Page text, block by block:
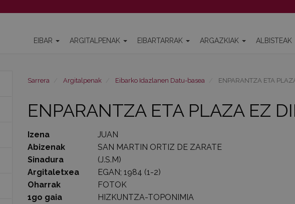
EIBAR ARGITALPENAK EIBARTARRAK ARGAZKIAK ALBISTEAK
Sarrera Argitalpenak Eibarko Idazlanen Datu-basea ENPARANTZA ETA
ENPARANTZA ETA PLAZA EZ
Izena
JUAN
Abizenak
SAN MARTIN ORTIZ DE ZARATE
Sinadura
(J.S.M)
Argitaletxea
EGAN; 1984 (1-2)
Oharrak
FOTOK
1go gaia
HIZKUNTZA-TOPONIMIA